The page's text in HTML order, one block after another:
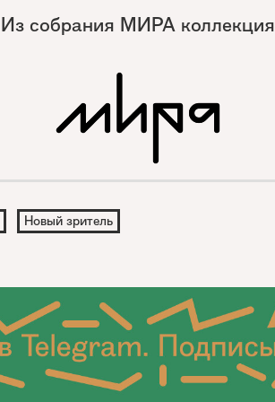
Из собрания МИРА коллекция
Новый зритель